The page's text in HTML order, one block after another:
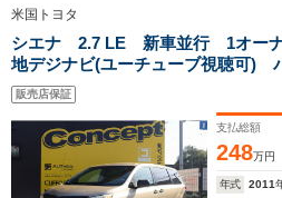
米国トヨタ
シエナ 2.7 LE 新車並行 1オー
地デジナビ(ユーチューブ視聴可)
ルインナーミラー ETC スタッド
販売店保証
支払総額
248万円
年式 2011